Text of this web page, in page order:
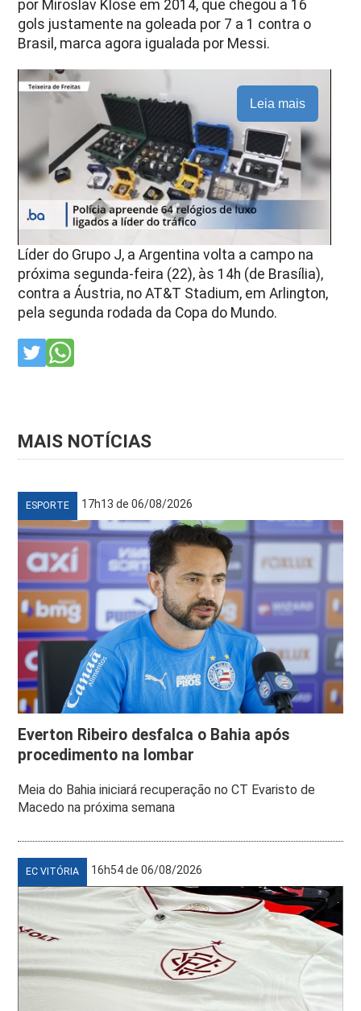
por Miroslav Klose em 2014, que chegou a 16
gols justamente na goleada por 7 a 1 contra o
Brasil, marca agora igualada por Messi.
Leia mais
Líder do Grupo J, a Argentina volta a campo na
próxima segunda-feira (22), às 14h (de Brasília),
contra a Áustria, no AT&T Stadium, em Arlington,
pela segunda rodada da Copa do Mundo.
MAIS NOTÍCIAS
ESPORTE 17h13 de 06/08/2026
Everton Ribeiro desfalca o Bahia após
procedimento na lombar
Meia do Bahia iniciará recuperação no CT Evaristo de
Macedo na próxima semana
EC VITÓRIA 16h54 de 06/08/2026